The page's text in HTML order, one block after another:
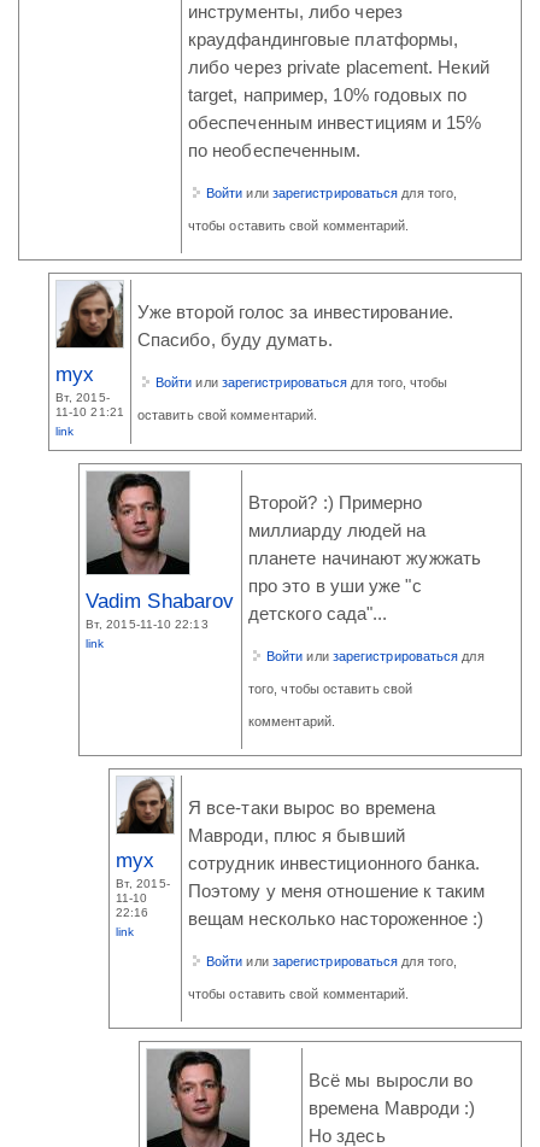
инструменты, либо через
краудфандинговые платформы,
либо через private placement. Некий
target, например, 10% годовых по
обеспеченным инвестициям и 15%
по необеспеченным.
Войти или зарегистрироваться для того,
чтобы оставить свой комментарий.
myx
Вт, 2015-
11-10 21:21
link
Уже второй голос за инвестирование.
Спасибо, буду думать.
Войти или зарегистрироваться для того, чтобы
оставить свой комментарий.
Vadim Shabarov
Вт, 2015-11-10 22:13
link
Второй? :) Примерно
миллиарду людей на
планете начинают жужжать
про это в уши уже "с
детского сада"...
Войти или зарегистрироваться для
того, чтобы оставить свой
комментарий.
myx
Вт, 2015-
11-10
22:16
link
Я все-таки вырос во времена
Мавроди, плюс я бывший
сотрудник инвестиционного банка.
Поэтому у меня отношение к таким
вещам несколько настороженное :)
Войти или зарегистрироваться для того,
чтобы оставить свой комментарий.
Всё мы выросли во
времена Мавроди :)
Но здесь